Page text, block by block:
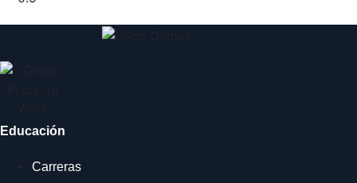
Educación
Carreras